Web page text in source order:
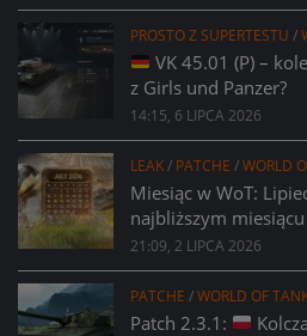
PROSTO Z SUPERTESTU /
VK 45.01 (P) –
z Girls und Panzer?
14:15, 6 LIPCA 2026
LEAK/ PATCHE /WORLD
Miesiąc w WoT:
najbliższym
21:09, 2 LIPCA 2026
PATCHE /WORLD OF
Patch 2.3.1: